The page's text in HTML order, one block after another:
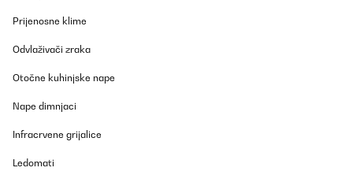
Prijenosne klime
Odvlaživači zraka
Otočne kuhinjske nape
Nape dimnjaci
Infracrvene grijalice
Ledomati